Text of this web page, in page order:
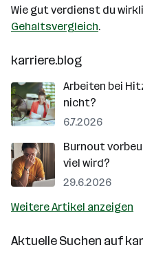
Wie gut verdienst du
Gehaltsvergleich.
karriere.blog
Arbeiten bei
nicht?
6.7.2026
Burnout
viel wird?
29.6.2026
Weitere Artikel anzeigen
Aktuelle Suchen auf